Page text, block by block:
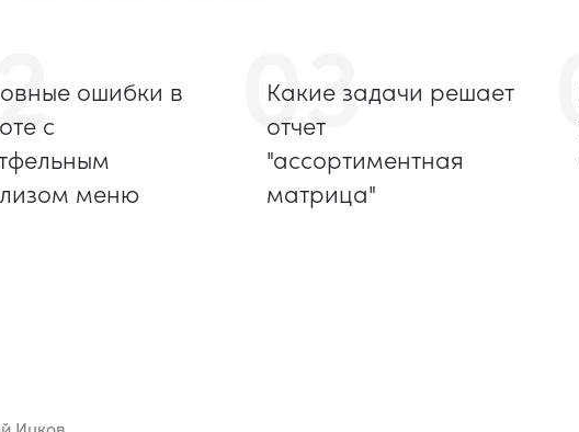
ошибки в
с
меню
03
Какие задачи решает
отчет
"ассортиментная
матрица"